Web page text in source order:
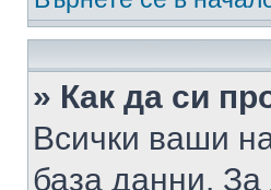
» Как да си
Всички ваши
база данни. За